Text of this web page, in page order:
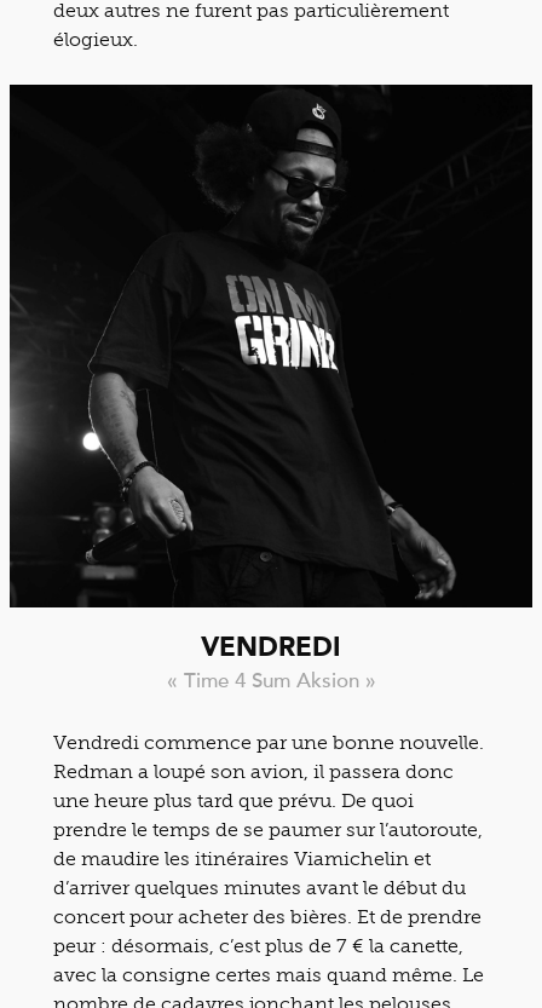
deux autres ne furent pas particulièrement
élogieux.
VENDREDI
« Time 4 Sum Aksion »
Vendredi commence par une bonne nouvelle.
Redman a loupé son avion, il passera donc
une heure plus tard que prévu. De quoi
prendre le temps de se paumer sur l’autoroute,
de maudire les itinéraires Viamichelin et
d’arriver quelques minutes avant le début du
concert pour acheter des bières. Et de prendre
peur : désormais, c’est plus de 7 € la canette,
avec la consigne certes mais quand même. Le